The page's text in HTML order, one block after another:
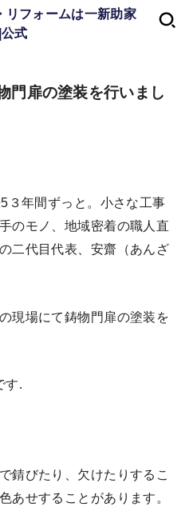
門扉の塗装を行いまし
３年間ずっと。小さな工事
のモノ、地域密着の職人直
二代目代表、安齋（あんざ
現場にて鋳物門扉の塗装を
す.
錆びたり、欠けたりするこ
あせすることがあります。